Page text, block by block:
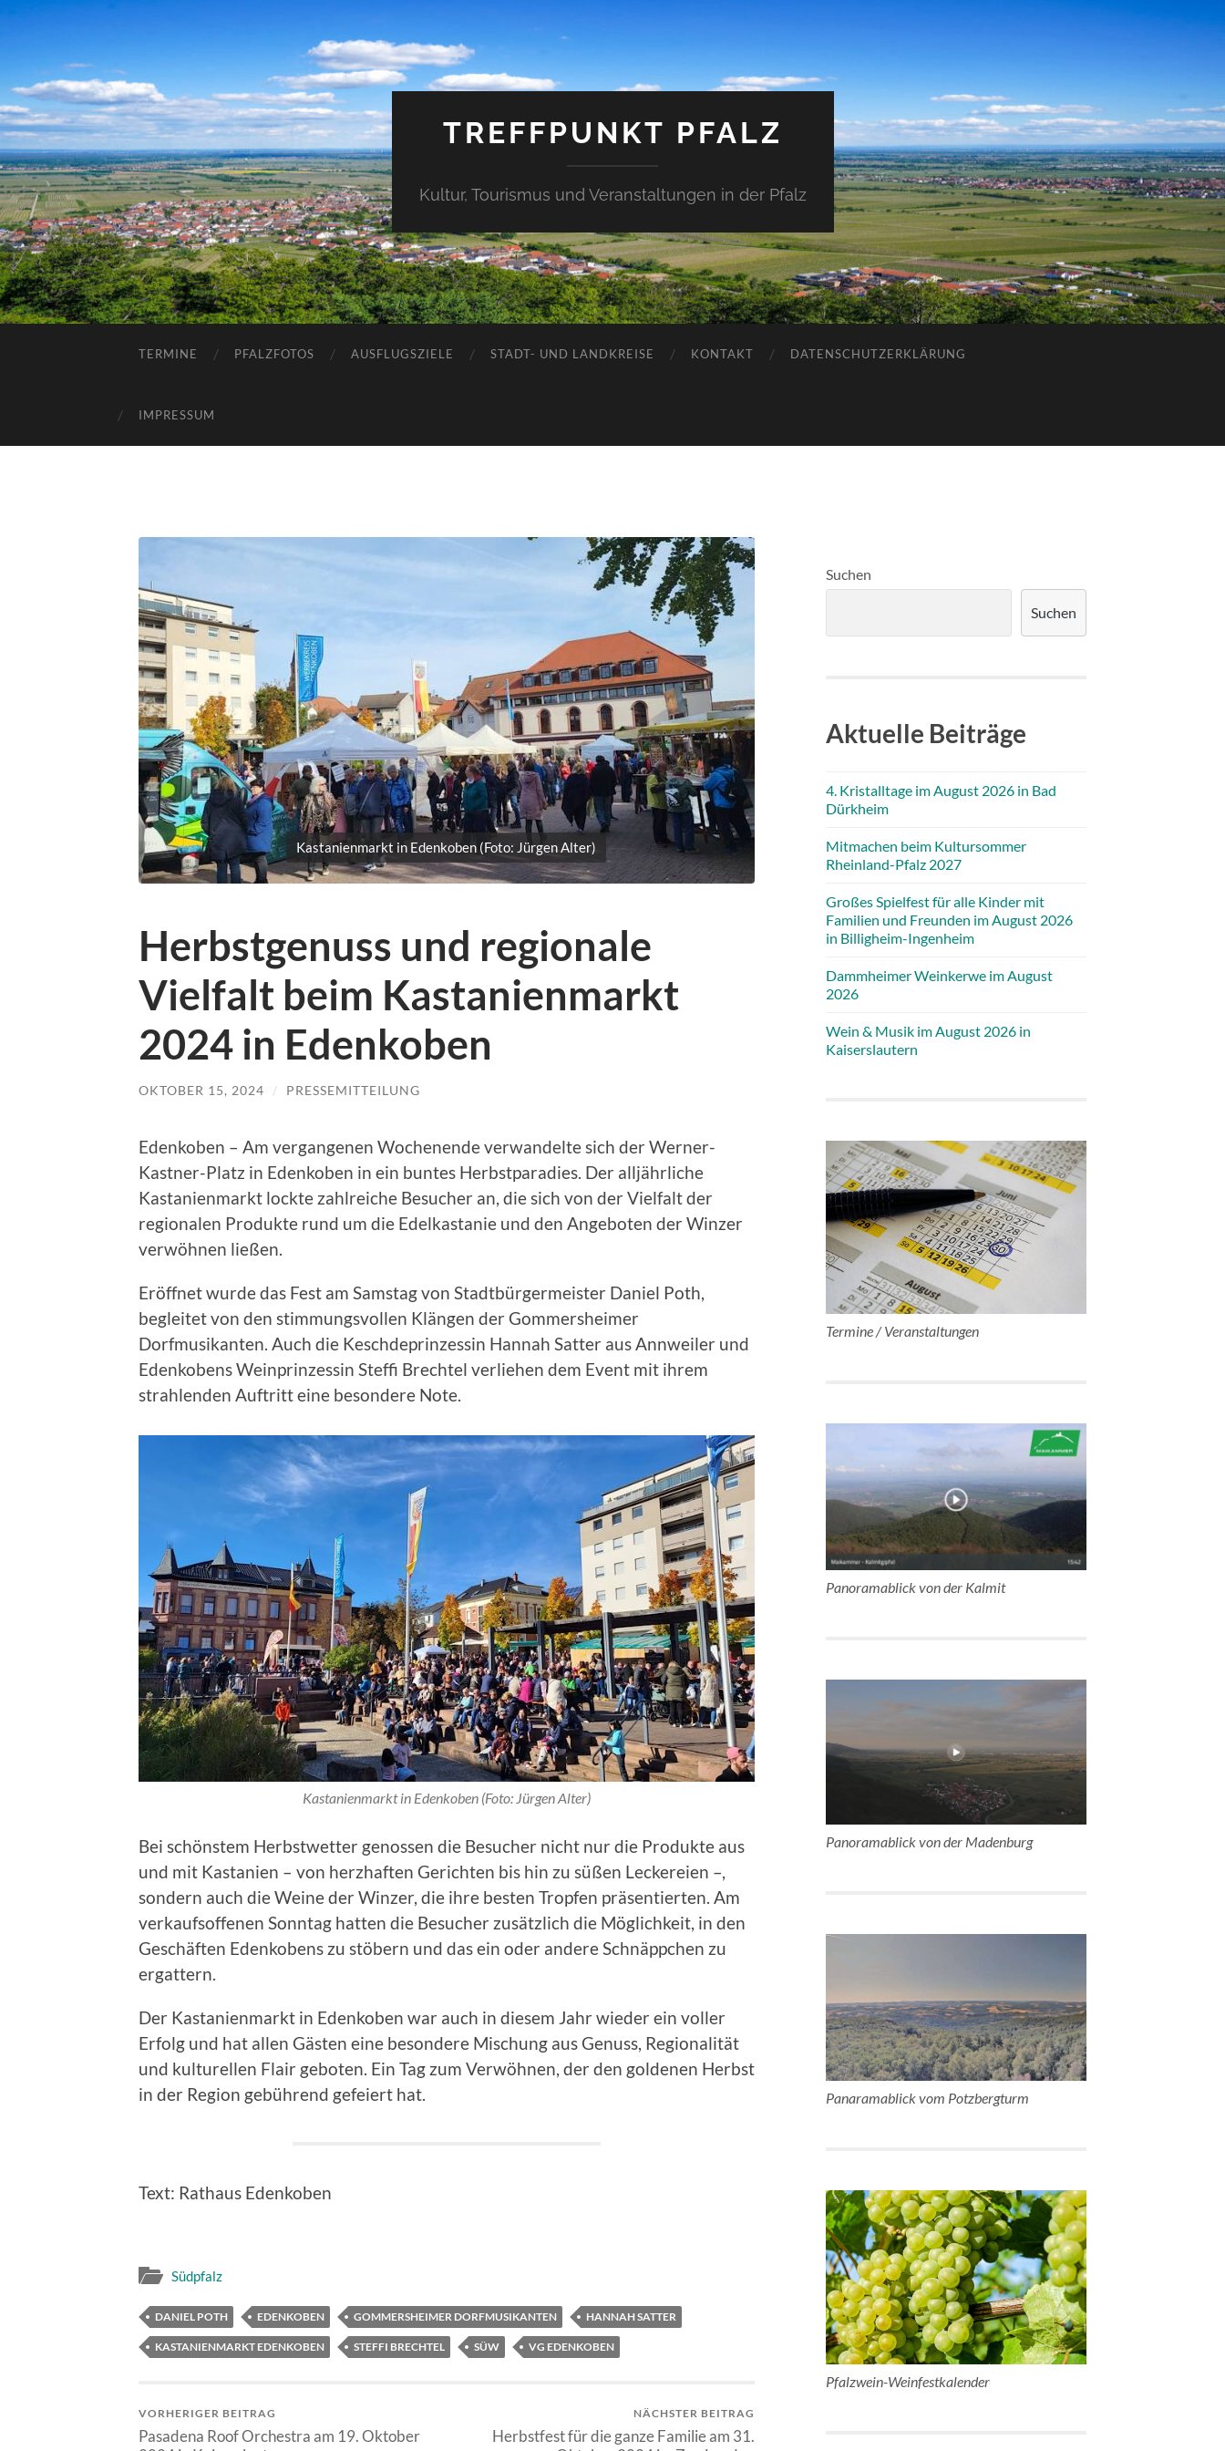
TREFFPUNKT PFALZ
Kultur, Tourismus und Veranstaltungen in der Pfalz
TERMINE PFALZFOTOS AUSFLUGSZIELE STADT- UND LANDKREISE KONTAKT DATENSCHUTZERKLÄRUNG
IMPRESSUM
Kastanienmarkt in Edenkoben (Foto: Jürgen Alter)
Herbstgenuss und regionale
Vielfalt beim Kastanienmarkt
2024 in Edenkoben
OKTOBER 15, 2024 / PRESSEMITTEILUNG
Edenkoben – Am vergangenen Wochenende verwandelte sich der Werner-
Kastner-Platz in Edenkoben in ein buntes Herbstparadies. Der alljährliche
Kastanienmarkt lockte zahlreiche Besucher an, die sich von der Vielfalt der
regionalen Produkte rund um die Edelkastanie und den Angeboten der Winzer
verwöhnen ließen.
Eröffnet wurde das Fest am Samstag von Stadtbürgermeister Daniel Poth,
begleitet von den stimmungsvollen Klängen der Gommersheimer
Dorfmusikanten. Auch die Keschdeprinzessin Hannah Satter aus Annweiler und
Edenkobens Weinprinzessin Steffi Brechtel verliehen dem Event mit ihrem
strahlenden Auftritt eine besondere Note.
Kastanienmarkt in Edenkoben (Foto: Jürgen Alter)
Bei schönstem Herbstwetter genossen die Besucher nicht nur die Produkte aus
und mit Kastanien – von herzhaften Gerichten bis hin zu süßen Leckereien –,
sondern auch die Weine der Winzer, die ihre besten Tropfen präsentierten. Am
verkaufsoffenen Sonntag hatten die Besucher zusätzlich die Möglichkeit, in den
Geschäften Edenkobens zu stöbern und das ein oder andere Schnäppchen zu
ergattern.
Der Kastanienmarkt in Edenkoben war auch in diesem Jahr wieder ein voller
Erfolg und hat allen Gästen eine besondere Mischung aus Genuss, Regionalität
und kulturellen Flair geboten. Ein Tag zum Verwöhnen, der den goldenen Herbst
in der Region gebührend gefeiert hat.
Text: Rathaus Edenkoben
Südpfalz
DANIEL POTH EDENKOBEN GOMMERSHEIMER DORFMUSIKANTEN HANNAH SATTER
KASTANIENMARKT EDENKOBEN STEFFI BRECHTEL SÜW VG EDENKOBEN
VORHERIGER BEITRAG
Pasadena Roof Orchestra am 19. Oktober
NÄCHSTER BEITRAG
Herbstfest für die ganze Familie am 31.
Suchen
Suchen
Aktuelle Beiträge
4. Kristalltage im August 2026 in Bad
Dürkheim
Mitmachen beim Kultursommer
Rheinland-Pfalz 2027
Großes Spielfest für alle Kinder mit
Familien und Freunden im August 2026
in Billigheim-Ingenheim
Dammheimer Weinkerwe im August
2026
Wein & Musik im August 2026 in
Kaiserslautern
Termine / Veranstaltungen
Panoramablick von der Kalmit
Panoramablick von der Madenburg
Panaramablick vom Potzbergturm
Pfalzwein-Weinfestkalender